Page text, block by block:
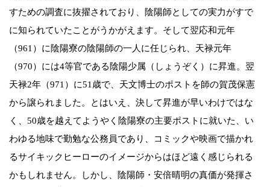
すための調査に抜擢されており、陰陽師としての実力がすで
に知られていたことがうかがえます。そして翌応和元年
（961）に陰陽寮の陰陽師の一人に任じられ、天禄元年
（970）には4等官である陰陽少属（しょうぞく）に昇進。翌
天禄2年（971）に51歳で、天文博士のポストを師の賀茂保憲
から譲られました。とはいえ、決して昇進が早いわけではな
く、50歳を越えてようやく陰陽寮の主要ポストに就いた、い
わゆる地味で勤勉な公務員であり、コミックや映画で描かれ
るサイキックヒーローのイメージからはほど遠く感じられる
かもしれません。しかし、陰陽師・安倍晴明の真価が発揮さ